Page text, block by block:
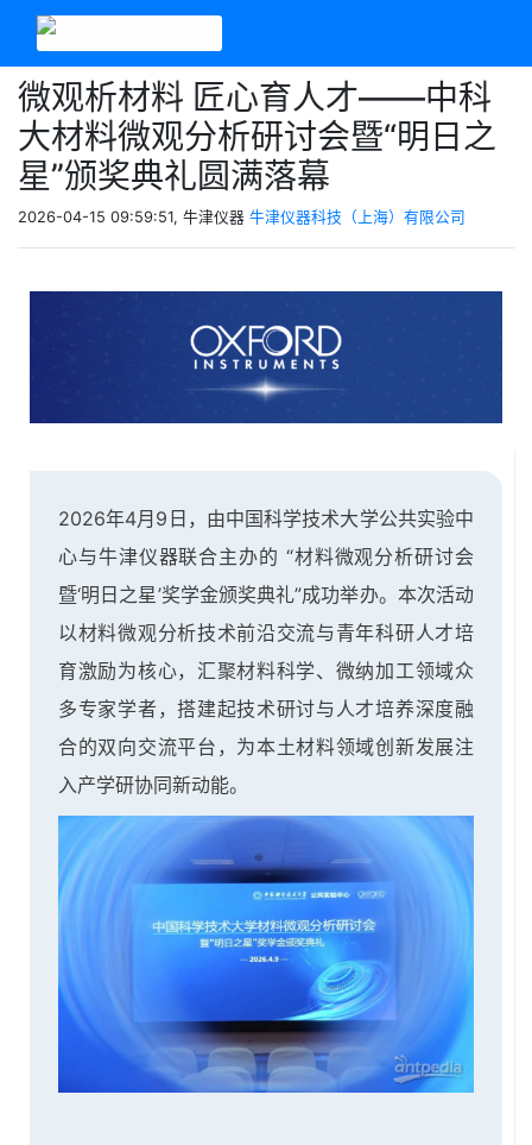
微观析材料 匠心育人才——中科
大材料微观分析研讨会暨“明日之
星”颁奖典礼圆满落幕
2026-04-15 09:59:51, 牛津仪器 牛津仪器科技（上海）有限公司
2026年4月9日，由中国科学技术大学公共实验中
心与牛津仪器联合主办的 “材料微观分析研讨会
暨‘明日之星’奖学金颁奖典礼”成功举办。本次活动
以材料微观分析技术前沿交流与青年科研人才培
育激励为核心，汇聚材料科学、微纳加工领域众
多专家学者，搭建起技术研讨与人才培养深度融
合的双向交流平台，为本土材料领域创新发展注
入产学研协同新动能。